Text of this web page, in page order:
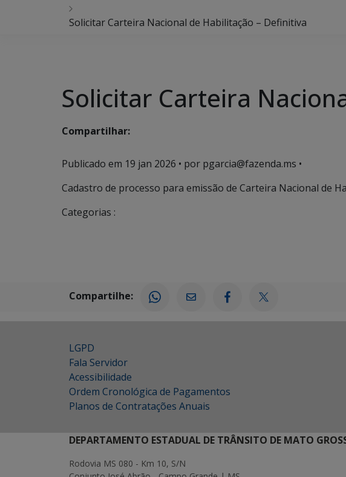
Solicitar Carteira Nacional de Habilitação – Definitiva
Solicitar Carteira
Compartilhar:
Publicado em 19 jan 2026 • por pgarcia@fazenda.ms •
Cadastro de processo para emissão de Carteira Nacional de
Categorias :
Compartilhe:
LGPD
Fala Servidor
Acessibilidade
Ordem Cronológica de Pagamentos
Planos de Contratações Anuais
DEPARTAMENTO ESTADUAL DE TRÂNSITO DE MATO
Rodovia MS 080 - Km 10, S/N